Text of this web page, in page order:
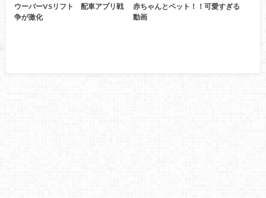
ウーバーVSリフト 配車アプリ戦
争が激化
赤ちゃんとペット！！可愛すぎる
動画